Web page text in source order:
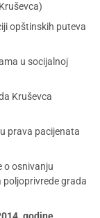
opštinskih puteva
u socijalnoj
Kruševca
prava pacijenata
o osnivanju
grada